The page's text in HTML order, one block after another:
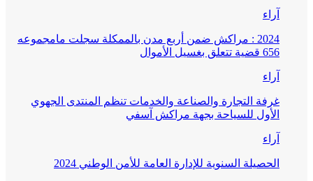
آراء
2024 : مراكش ضمن أربع مدن بالممكلة سجلت مامجموعه
656 قضية تتعلق بغسيل الأموال
آراء
غرفة التجارة والصناعة والخدمات تنظم المنتدى الجهوي
الأول للسياحة بجهة مراكش آسفي
آراء
الحصيلة السنوية للإدارة العامة للأمن الوطني 2024